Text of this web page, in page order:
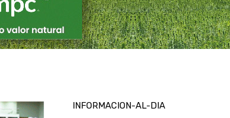
INFORMACION-AL-DIA